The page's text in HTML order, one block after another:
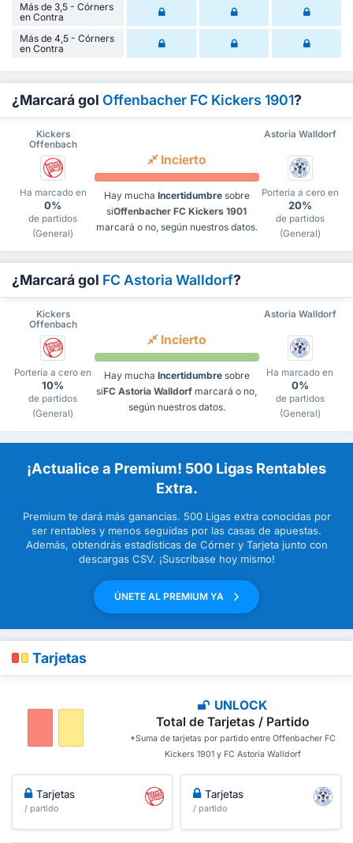
Más de 3,5 - Córners
en Contra
Más de 4,5 - Córners
en Contra
¿Marcará gol Offenbacher FC Kickers 1901?
Kickers
Offenbach
Astoria Walldorf
Ha marcado en
0%
de partidos
(General)
Incierto
Hay mucha Incertidumbresobre
siOffenbacher FC Kickers 1901
marcará o no, según nuestros datos.
Portería a cero en
20%
de partidos
(General)
¿Marcará gol FC Astoria Walldorf?
Kickers
Offenbach
Astoria Walldorf
Portería a cero en
10%
de partidos
(General)
Incierto
Hay mucha Incertidumbresobre
siFC Astoria Walldorf marcará o no,
según nuestros datos.
Ha marcado en
0%
de partidos
(General)
¡Actualice a Premium! 500 Ligas Rentables
Extra.
Premium te dará más ganancias. 500 Ligas extra conocidas por
ser rentables y menos seguidas por las casas de apuestas.
Además, obtendrás estadísticas de Córner y Tarjeta junto con
descargas CSV. ¡Suscríbase hoy mismo!
ÚNETE AL PREMIUM YA
Tarjetas
UNLOCK
Total de Tarjetas / Partido
*Suma de tarjetas por partido entre Offenbacher FC
Kickers 1901 y FC Astoria Walldorf
Tarjetas
/ partido
Tarjetas
/ partido